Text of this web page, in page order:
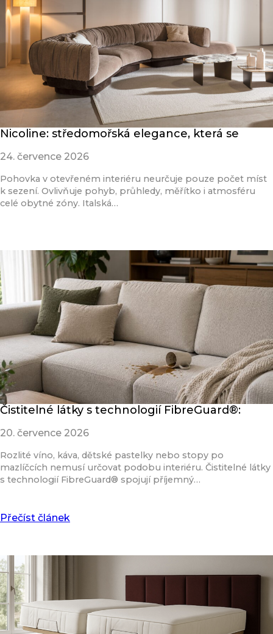
Nicoline: středomořská elegance, která se
24. července 2026
Pohovka v otevřeném interiéru neurčuje pouze počet míst
k sezení. Ovlivňuje pohyb, průhledy, měřítko i atmosféru
celé obytné zóny. Italská…
Čistitelné látky s technologií FibreGuard®:
20. července 2026
Rozlité víno, káva, dětské pastelky nebo stopy po
mazlíčcích nemusí určovat podobu interiéru. Čistitelné látky
s technologií FibreGuard® spojují příjemný…
Přečíst článek